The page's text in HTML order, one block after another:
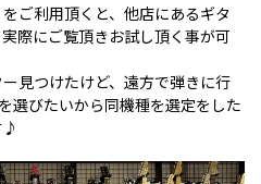
ご利用頂くと、他店にあるギタ
際にご覧頂きお試し頂く事が可
見つけたけど、遠方で弾きに行
選びたいから同機種を選定をした
♪